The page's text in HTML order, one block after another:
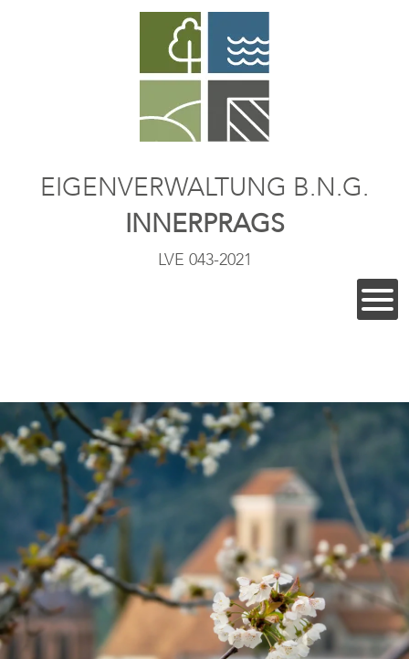
EIGENVERWALTUNG B.N.G.
INNERPRAGS
LVE 043-2021